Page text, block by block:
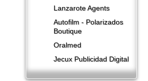
Lanzarote​ Agents
Autofilm - Polarizados
Boutique
Oralmed
Jecux Publicidad Digital